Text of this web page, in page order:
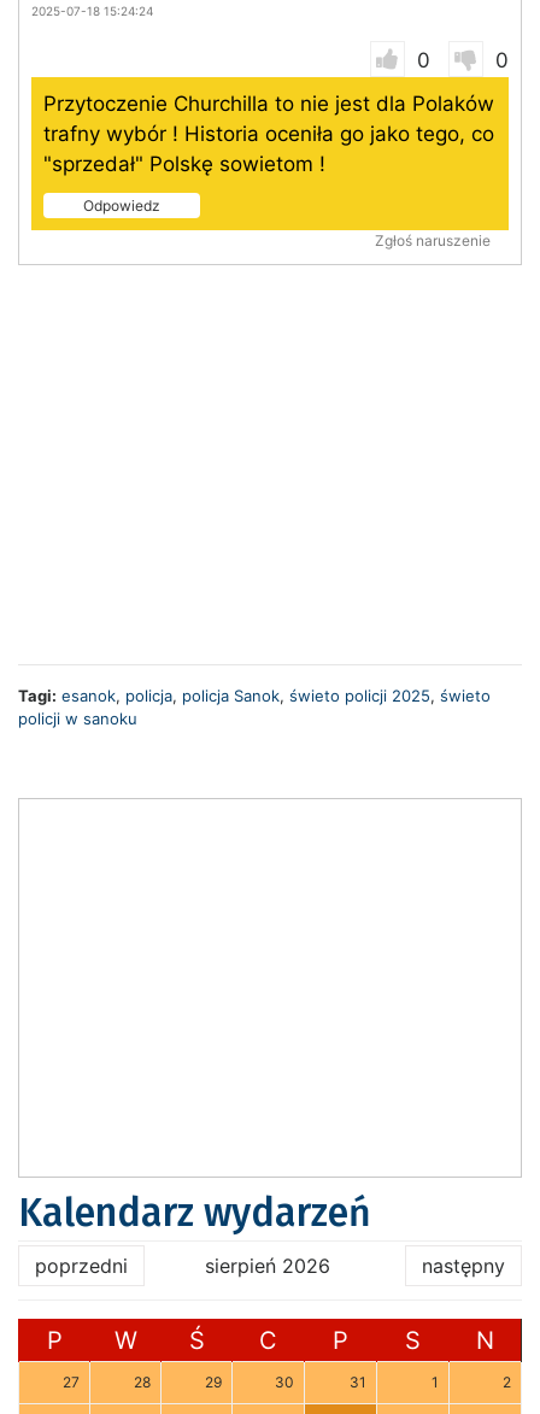
2025-07-18 15:24:24
0
0
Przytoczenie Churchilla to nie jest dla Polaków
trafny wybór ! Historia oceniła go jako tego, co
"sprzedał" Polskę sowietom !
Odpowiedz
Zgłoś naruszenie
Tagi: esanok, policja, policja Sanok, świeto policji 2025, świeto
policji w sanoku
Kalendarz wydarzeń
poprzedni sierpień 2026 następny
P W Ś C P S N
27 28 29 30 31 1 2